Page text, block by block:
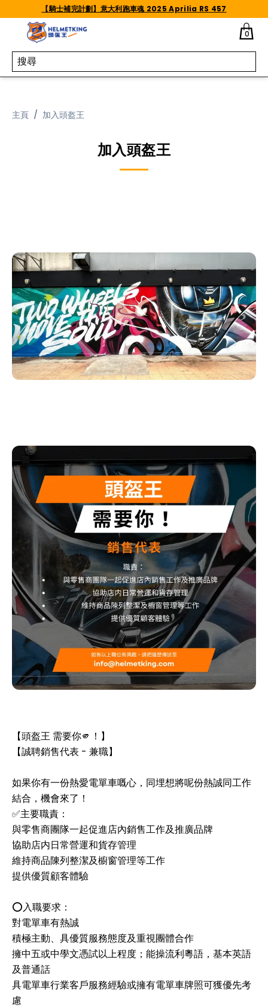
Skip to content【騎士補完計劃】意大利跑車魂 2025 Aprilia RS 457
0
主頁 / 加入頭盔王
加入頭盔王
【頭盔王 需要你🫵！】
【誠聘銷售代表 - 兼職】
如果你有一份熱愛電單車嘅心，同埋想將呢份熱誠同工作
結合，機會來了！
✅主要職責：
與零售商團隊一起促進店內銷售工作及推廣品牌
協助店内日常營運和貨存管理
維持商品陳列整潔及櫥窗管理等工作
提供優質顧客體驗
⭕️入職要求：
對電單車有熱誠
積極主動、具優質服務態度及重視團體合作
擁中五或中學文憑試以上程度；能操流利粵語，基本英語
及普通話
具電單車行業客戶服務經驗或擁有電單車牌照可獲優先考
慮